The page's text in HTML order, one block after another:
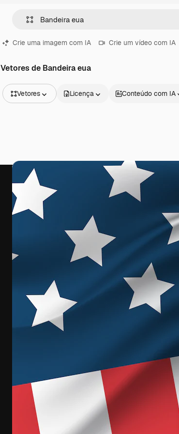
Crie uma imagem com IA Crie um vídeo com IA
Vetores de Bandeira eua
Vetores
Vídeos
Clipes de vídeo
Animações
Modelos de vídeos
Ícones
Modelos 3D
Fontes
Licença Conteúdo com IA
A plataforma criativa para você direcionar
seu melhor trabalho. Mais de 1 milhão de
assinantes entre criativos, empresas,
agências e estúdios.
2026 Freepik Company S.L.U.